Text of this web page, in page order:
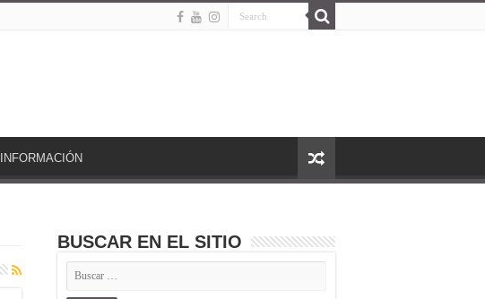
INFORMACIÓN
BUSCAR EN EL SITIO